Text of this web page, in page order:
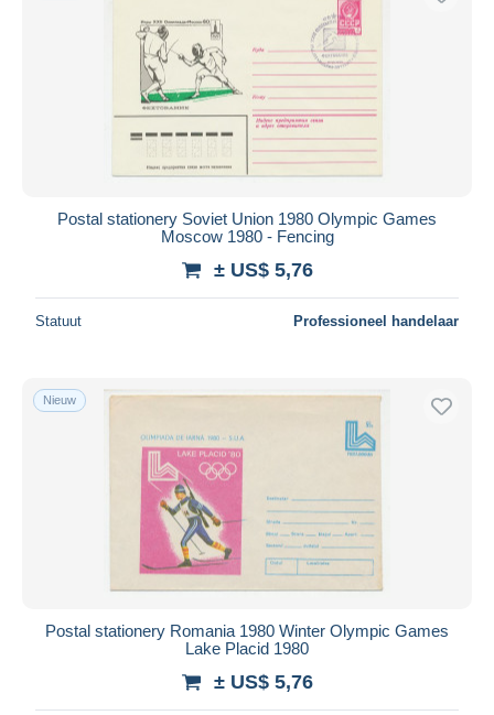
Postal stationery Soviet Union 1980 Olympic Games
Moscow 1980 - Fencing
± US$ 5,76
Statuut Professioneel handelaar
Nieuw
Postal stationery Romania 1980 Winter Olympic Games
Lake Placid 1980
± US$ 5,76